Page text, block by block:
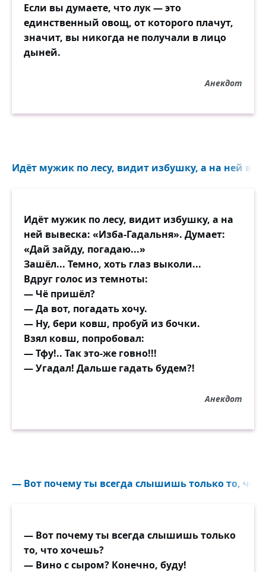
Если вы думаете, что лук — это
единственный овощ, от которого плачут,
значит, вы никогда не получали в лицо
дыней.
Анекдот
Идёт мужик по лесу, видит избушку, а на ней
Идёт мужик по лесу, видит избушку, а на
ней вывеска: «Изба-Гадальня». Думает:
«Дай зайду, погадаю...»
Зашёл... Темно, хоть глаз выколи...
Вдруг голос из темноты:
— Чё пришёл?
— Да вот, погадать хочу.
— Ну, бери ковш, пробуй из бочки.
Взял ковш, попробовал:
— Тфу!.. Так это-же говно!!!
— Угадал! Дальше гадать будем?!
Анекдот
— Вот почему ты всегда слышишь только то,
— Вот почему ты всегда слышишь только
то, что хочешь?
— Вино с сыром? Конечно, буду!